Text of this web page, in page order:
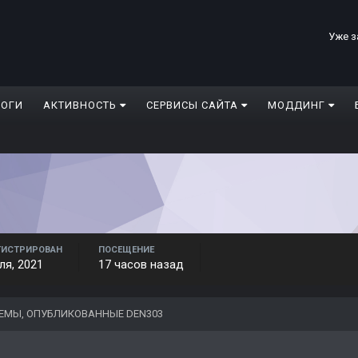
Уже
АКТИВНОСТЬ СЕРВИСЫ САЙТА МОДДИНГ
2021
ПОСЕЩЕНИЕ
17 часов назад
ОПУБЛИКОВАННЫЕ DEN303